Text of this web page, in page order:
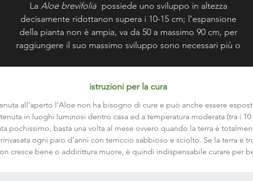
La Aloe brevifoliapossiede uno sviluppo in altezza
decisamente ridottanon supera i 10-15 cm; l’espansione
della pianta non è ampia, va da 50 a massimo 90 cm, per
raggiungere il suo massimo sviluppo sono necessari più o
sole che mezza ombra.La A. brevifolia ha una resistenza al
basse in inverno: la soglia minima tollerata va da 3 a 5° nel
corso dell’inverno.
istruzioni per la cura
all’aperto l’Aloe non ha bisogno di cure e può anche essere
in luoghi luminosi dentro casa ed a temperatura moderata (tra i 10
pochissimo, basta una volta al mese ovvero quando la terra è
rinvasata ogni paio d’anni con terriccio sabbioso e sciolto. Se la terra è
cresce bene o addirittura muore, è quindi indispensabile curare per